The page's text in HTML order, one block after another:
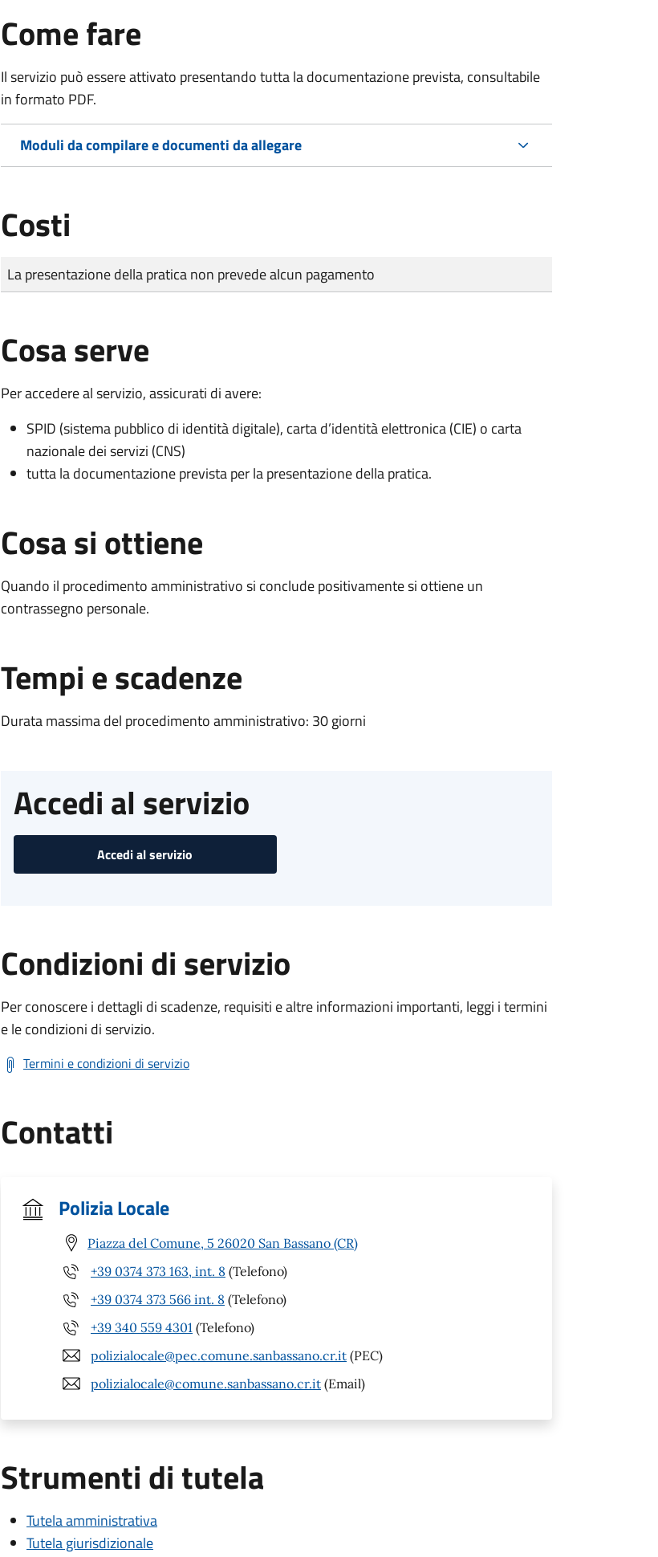
Come fare
Il servizio può essere attivato presentando tutta la documentazione prevista, consultabile
in formato PDF.
Moduli da compilare e documenti da allegare
Costi
Tipo di pagamento
Importo
La presentazione della pratica non prevede alcun pagamento
Cosa serve
Per accedere al servizio, assicurati di avere:
SPID (sistema pubblico di identità digitale), carta d’identità elettronica (CIE) o carta
nazionale dei servizi (CNS)
tutta la documentazione prevista per la presentazione della pratica.
Cosa si ottiene
Quando il procedimento amministrativo si conclude positivamente si ottiene un
contrassegno personale.
Tempi e scadenze
Durata massima del procedimento amministrativo: 30 giorni
Accedi al servizio
Accedi al servizio
Condizioni di servizio
Per conoscere i dettagli di scadenze, requisiti e altre informazioni importanti, leggi i termini
e le condizioni di servizio.
Termini e condizioni di servizio
Contatti
Polizia Locale
Piazza del Comune, 5 26020 San Bassano (CR)
+39 0374 373 163, int. 8 (Telefono)
+39 0374 373 566 int. 8 (Telefono)
+39 340 559 4301 (Telefono)
polizialocale@pec.comune.sanbassano.cr.it (PEC)
polizialocale@comune.sanbassano.cr.it (Email)
Strumenti di tutela
Tutela amministrativa
Tutela giurisdizionale